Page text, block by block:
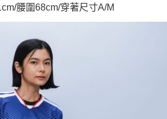
腰圍68cm/穿著尺寸A/M